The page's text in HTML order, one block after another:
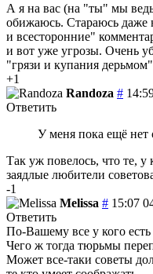
А я на вас (на "ты" мы
обижаюсь. Стараюсь даже
и всесторонние"
и вот уже угрозы. Очень
"грязи и купания
+1
Randoza #
Ответить
У меня пока ещё нет
Так уж повелось, что те, у
заядлые любители
-1
Melissa # 15:07
Ответить
По-Вашему все у кого
Чего ж тогда тюрьмы
Может все-таки советы